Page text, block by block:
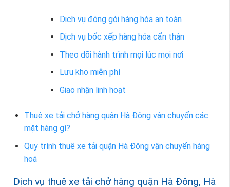
Dịch vụ đóng gói hàng hóa an toàn
Dịch vụ bốc xếp hàng hóa cẩn thận
Theo dõi hành trình mọi lúc mọi nơi
Lưu kho miễn phí
Giao nhận linh hoạt
Thuê xe tải chở hàng quận Hà Đông vận chuyển các
mặt hàng gì?
Quy trình thuê xe tải quận Hà Đông vận chuyển hàng
hoá
Dịch vụ thuê xe tải chở hàng quận Hà Đông, Hà